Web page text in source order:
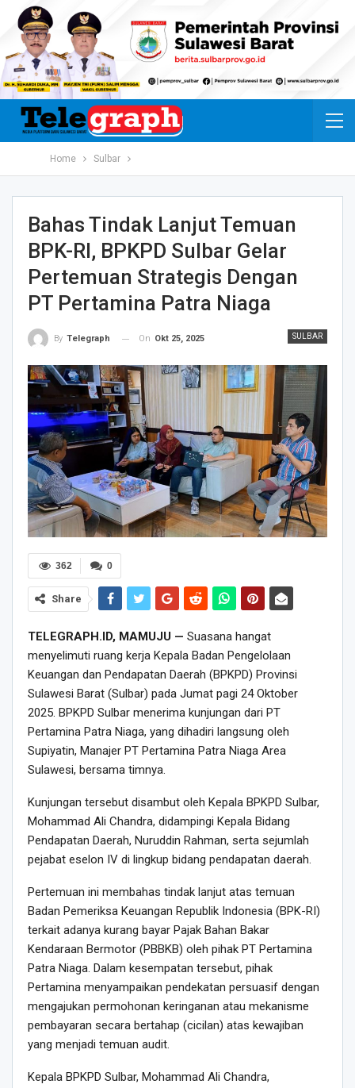
Home Sulbar
Bahas Tindak Lanjut Temuan
BPK-RI, BPKPD Sulbar Gelar
Pertemuan Strategis Dengan
PT Pertamina Patra Niaga
SULBAR
By Telegraph On Okt 25, 2025
0
362
Share
TELEGRAPH.ID, MAMUJU — Suasana hangat
menyelimuti ruang kerja Kepala Badan Pengelolaan
Keuangan dan Pendapatan Daerah (BPKPD) Provinsi
Sulawesi Barat (Sulbar) pada Jumat pagi 24 Oktober
2025. BPKPD Sulbar menerima kunjungan dari PT
Pertamina Patra Niaga, yang dihadiri langsung oleh
Supiyatin, Manajer PT Pertamina Patra Niaga Area
Sulawesi, bersama timnya.
Kunjungan tersebut disambut oleh Kepala BPKPD Sulbar,
Mohammad Ali Chandra, didampingi Kepala Bidang
Pendapatan Daerah, Nuruddin Rahman, serta sejumlah
pejabat eselon IV di lingkup bidang pendapatan daerah.
Pertemuan ini membahas tindak lanjut atas temuan
Badan Pemeriksa Keuangan Republik Indonesia (BPK-RI)
terkait adanya kurang bayar Pajak Bahan Bakar
Kendaraan Bermotor (PBBKB) oleh pihak PT Pertamina
Patra Niaga. Dalam kesempatan tersebut, pihak
Pertamina menyampaikan pendekatan persuasif dengan
mengajukan permohonan keringanan atau mekanisme
pembayaran secara bertahap (cicilan) atas kewajiban
yang menjadi temuan audit.
Kepala BPKPD Sulbar, Mohammad Ali Chandra,